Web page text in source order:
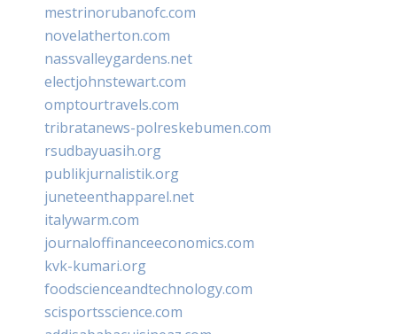
mestrinorubanofc.com
novelatherton.com
nassvalleygardens.net
electjohnstewart.com
omptourtravels.com
tribratanews-polreskebumen.com
rsudbayuasih.org
publikjurnalistik.org
juneteenthapparel.net
italywarm.com
journaloffinanceeconomics.com
kvk-kumari.org
foodscienceandtechnology.com
scisportsscience.com